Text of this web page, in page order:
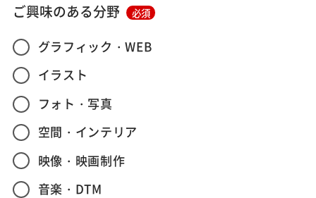
ご興味のある分野 必須
グラフィック・WEB
イラスト
フォト・写真
空間・インテリア
映像・映画制作
音楽・DTM